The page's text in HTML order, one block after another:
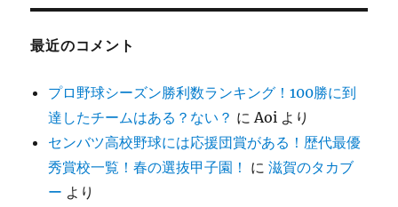
最近のコメント
プロ野球シーズン勝利数ランキング！100勝に到
達したチームはある？ない？ にAoi より
センバツ高校野球には応援団賞がある！歴代最優
秀賞校一覧！春の選抜甲子園！ に滋賀のタカブ
ー より